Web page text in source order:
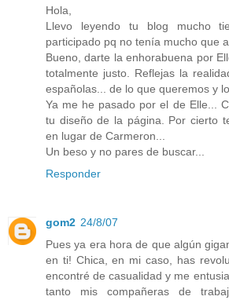
Hola,
Llevo leyendo tu blog mucho
participado pq no tenía mucho que
Bueno, darte la enhorabuena por
totalmente justo. Reflejas la
españolas... de lo que queremos y
Ya me he pasado por el de Elle...
tu diseño de la página. Por cierto
en lugar de Carmeron...
Un beso y no pares de buscar...
Responder
gom2 24/8/07
Pues ya era hora de que algún
en ti! Chica, en mi caso, has
encontré de casualidad y me
tanto mis compañeras de